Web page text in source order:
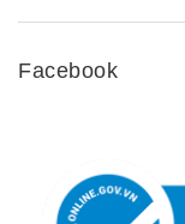
Facebook